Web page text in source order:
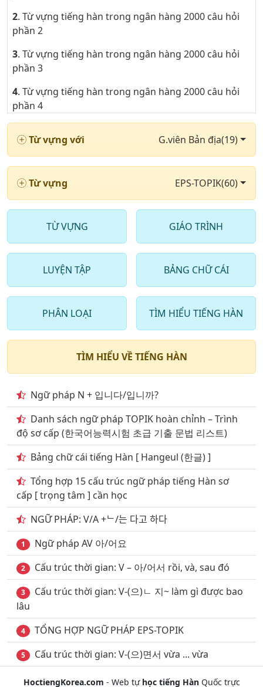
2. Từ vựng tiếng hàn trong ngân hàng 2000 câu hỏi
phần 2
3. Từ vựng tiếng hàn trong ngân hàng 2000 câu hỏi
phần 3
4. Từ vựng tiếng hàn trong ngân hàng 2000 câu hỏi
phần 4
phần 5
6. Từ vựng tiếng hàn trong ngân hàng 2000 câu hỏi
phần 6
7. Từ vựng tiếng hàn trong ngân hàng 2000 câu hỏi
8. Từ vựng tiếng hàn trong ngân hàng 2000 câu hỏi
phần 8
. Từ vựng tiếng hàn trong ngân hàng 2000 câu hỏi
phần 9
. Từ vựng tiếng hàn trong ngân hàng 2000 câu hỏi
phần 10
. Từ vựng tiếng hàn trong ngân hàng 2000 câu
12. Từ vựng tiếng hàn trong ngân hàng 2000 câu
phần 12
13. Từ vựng tiếng hàn trong ngân hàng 2000 câu
phần 13
14. Từ vựng tiếng hàn ở ngân hàng 2000 câu phần 14
15. Từ vựng tiếng hàn trong ngân hàng 2000 câu
phần 15
16. Từ vựng tiếng hàn trong ngân hàng 2000 câu
phần 16
17. Từ vựng tiếng hàn trong ngân hàng 2000 câu
phần 17
18. Từ vựng tiếng hàn ở ngân hàng 2000 câu phần 18
19. Từ vựng tiếng hàn ở ngân hàng 2000 câu phần 19
20. Từ vựng tiếng hàn trong ngân hàng 2000 câu
phần 20
Từ vựng với G.viên Bản địa(19)
Từ vựng EPS-TOPIK(60)
TỪ VỰNG GIÁO TRÌNH
LUYỆN TẬP BẢNG CHỮ CÁI
PHÂN LOẠI TÌM HIỂU TIẾNG HÀN
TÌM HIỂU VỀ TIẾNG HÀN
Ngữ pháp N + 입니다/입니까?
Danh sách ngữ pháp TOPIK hoàn chỉnh – Trình
độ sơ cấp (한국어능력시험 초급 기출 문법 리스트)
Bảng chữ cái tiếng Hàn [ Hangeul (한글) ]
Tổng hợp 15 cấu trúc ngữ pháp tiếng Hàn sơ
cấp [ trọng tâm ] cần học
NGỮ PHÁP: V/A +ᄂ/는 다고 하다
1 Ngữ pháp AV 아/어요
2 Cấu trúc thời gian: V – 아/어서 rồi, và, sau đó
3
Cấu trúc thời gian: V-(으)ㄴ 지~ làm gì được bao
lâu
4 TỔNG HỢP NGỮ PHÁP EPS-TOPIK
5 Cấu trúc thời gian: V-(으)면서 vừa ... vừa
HoctiengKorea.com - Web tự học tiếng HànQuốc trực